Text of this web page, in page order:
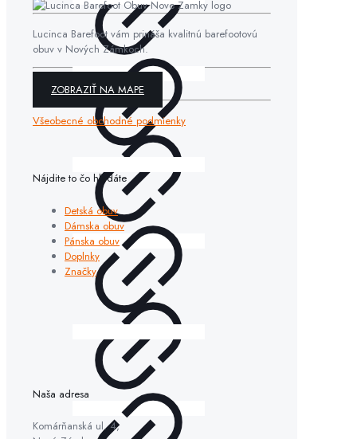
Lucinca Barefoot vám prináša kvalitnú barefootovú
obuv v Nových Zámkoch.
ZOBRAZIŤ NA MAPE
Všeobecné obchodné podmienky
Nájdite to čo hľadáte
Detská obuv
Dámska obuv
Pánska obuv
Doplnky
Značky
Naša adresa
Komárňanská ul. 4,